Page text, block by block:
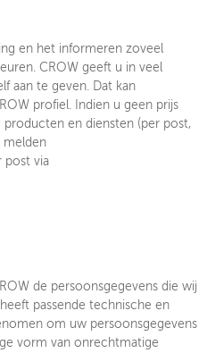
en het informeren zoveel
CROW geeft u in veel
aan te geven. Dat kan
profiel. Indien u geen prijs
en diensten (per post,
melden
via
de persoonsgegevens die wij
passende technische en
om uw persoonsgegevens
vorm van onrechtmatige